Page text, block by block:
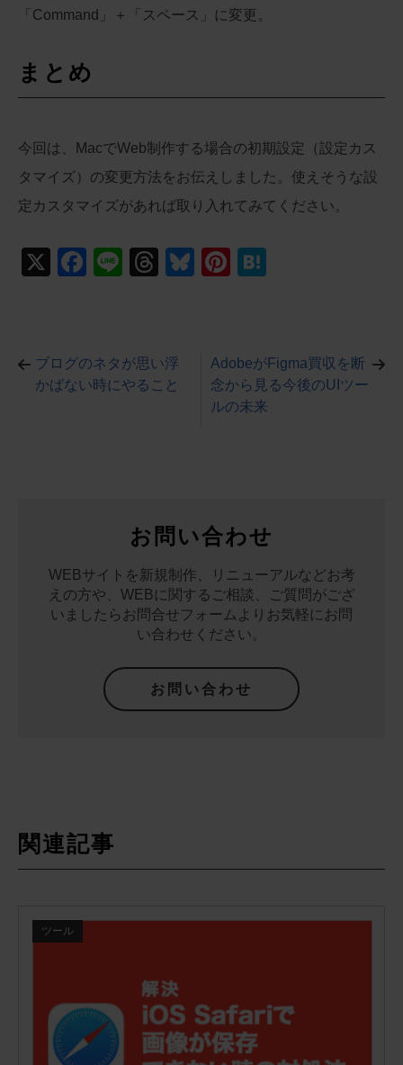
「Command」＋「スペース」に変更。
まとめ
今回は、MacでWeb制作する場合の初期設定（設定カス
タマイズ）の変更方法をお伝えしました。使えそうな設
定カスタマイズがあれば取り入れてみてください。
X
F
b
Li
T
a
d
Bl
Pi
st a
ブログのネタが思い浮
かばない時にやること
AdobeがFigma買収を断
念から見る今後のUIツー
ルの未来
お問い合わせ
WEBサイトを新規制作、リニューアルなどお考
えの方や、WEBに関するご相談、
ご質問がござ
いましたらお問合せフォームよりお気軽にお問
い合わせください。
お問い合わせ
関連記事
ツール